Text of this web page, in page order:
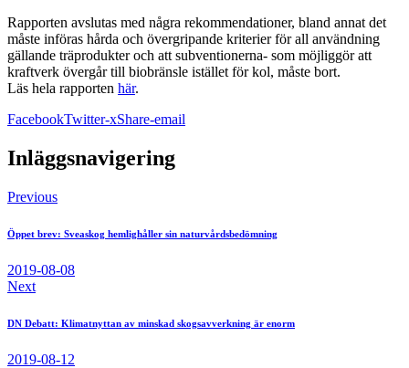
Rapporten avslutas med några rekommendationer, bland annat det
måste införas hårda och övergripande kriterier för all användning
gällande träprodukter och att subventionerna- som möjliggör att
kraftverk övergår till biobränsle istället för kol, måste bort.
Läs hela rapporten här.
FacebookTwitter-xShare-email
Inläggsnavigering
Previous
Öppet brev: Sveaskog hemlighåller sin naturvårdsbedömning
2019-08-08
Next
DN Debatt: Klimatnyttan av minskad skogsavverkning är enorm
2019-08-12